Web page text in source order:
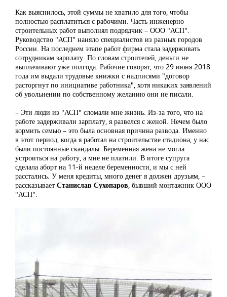
Как выяснилось, этой суммы не хватило для того, чтобы
полностью расплатиться с рабочими. Часть инженерно-
строительных работ выполнял подрядчик – ООО "АСП".
Руководство "АСП" наняло специалистов из разных городов
России. На последнем этапе работ фирма стала задерживать
сотрудникам зарплату. По словам строителей, деньги не
выплачивают уже полгода. Рабочие говорят, что 29 июня 2018
года им выдали трудовые книжки с надписями "договор
расторгнут по инициативе работника", хотя никаких заявлений
об увольнении по собственному желанию они не писали.
– Эти люди из "АСП" сломали мне жизнь. Из-за того, что на
работе задерживали зарплату, я развелся с женой. Нечем было
кормить семью – это была основная причина развода. Именно
в этот период, когда я работал на строительстве стадиона, у нас
были постоянные скандалы. Беременная жена не могла
устроиться на работу, а мне не платили. В итоге супруга
сделала аборт на 11-й неделе беременности, и мы с ней
расстались. У меня кредиты, много денег я должен друзьям, –
рассказывает Станислав Сухопаров, бывший монтажник ООО
"АСП".